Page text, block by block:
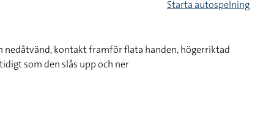
Starta autospelning
nedåtvänd, kontakt framför flata handen, högerriktad
som den slås upp och ner